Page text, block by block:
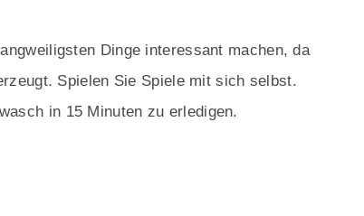
Dinge interessant machen, da
Spielen Sie Spiele mit sich selbst.
in 15 Minuten zu erledigen.